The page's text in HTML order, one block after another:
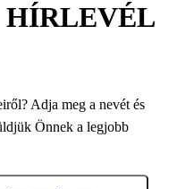
HÍRLEVÉL
Adja meg a nevét és
Önnek a legjobb